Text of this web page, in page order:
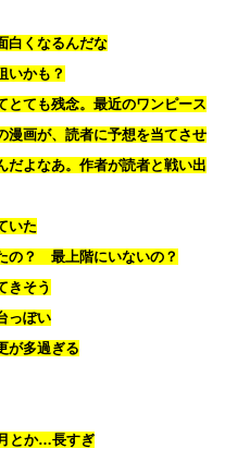
白くなるんだな
いかも？
とても残念。最近のワンピース
漫画が、読者に予想を当てさせ
だよなあ。作者が読者と戦い出
いた
の？ 最上階にいないの？
きそう
っぽい
が多過ぎる
とか…長すぎ